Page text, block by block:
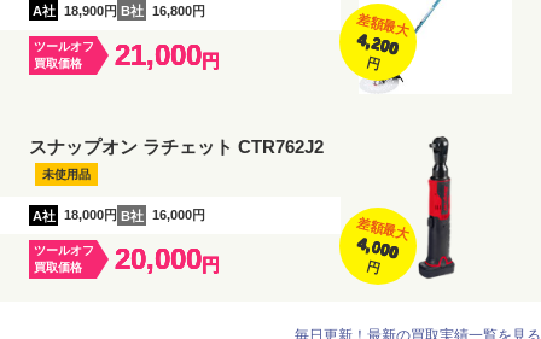
A社 18,900円 B社 16,800円
ツールオフ
買取価格
21,000円
差額最大
4,200
円
スナップオン ラチェット CTR762J2
未使用品
A社 18,000円 B社 16,000円
ツールオフ
買取価格
20,000円
差額最大
4,000
円
毎日更新！最新の買取実績一覧を見る